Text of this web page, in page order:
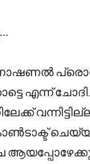
എന്ന്